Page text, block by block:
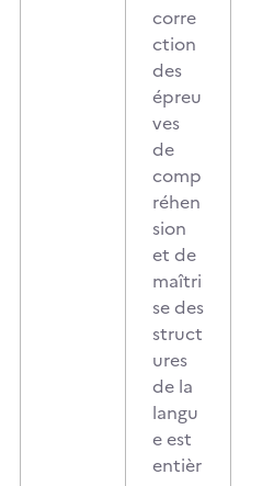
corre
ction
des
épreu
ves
de
comp
réhen
sion
et de
maîtri
se des
struct
ures
de la
langu
e est
entièr